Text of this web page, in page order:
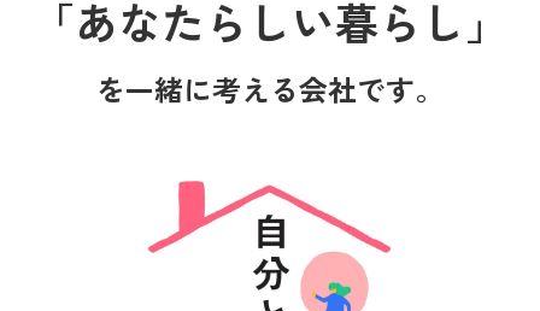
「あなたらしい暮らし」
を一緒に考える会社です。